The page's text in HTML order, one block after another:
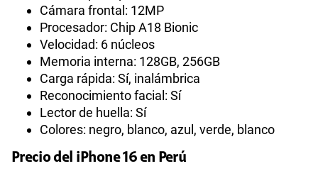
Cámara frontal: 12MP
Procesador: Chip A18 Bionic
Velocidad: 6 núcleos
Memoria interna: 128GB, 256GB
Carga rápida: Sí, inalámbrica
Reconocimiento facial: Sí
Lector de huella: Sí
Colores: negro, blanco, azul, verde, blanco
Precio del iPhone 16 en Perú